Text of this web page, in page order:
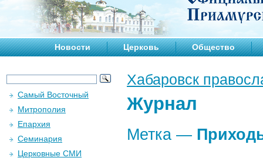
Новости Церковь Общество
Хабаровск
Журнал
Метка —
Самый Восточный
Митрополия
Епархия
Семинария
Церковные СМИ